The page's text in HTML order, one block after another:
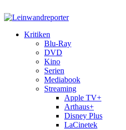
Kritiken
Blu-Ray
DVD
Kino
Serien
Mediabook
Streaming
Apple TV+
Arthaus+
Disney Plus
LaCinetek